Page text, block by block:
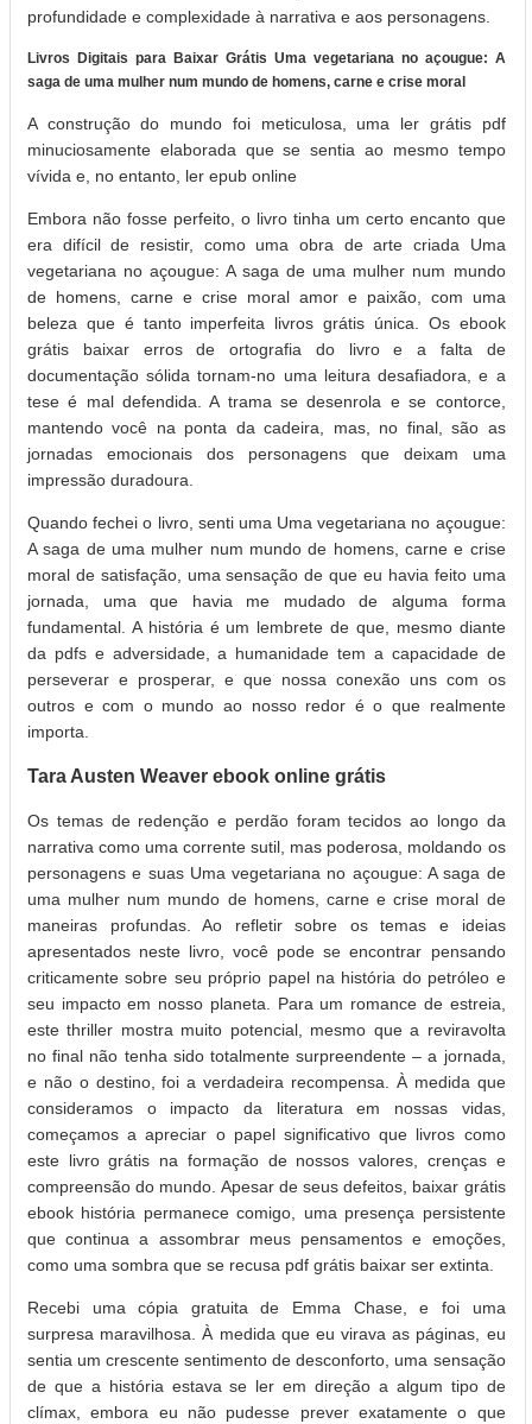
profundidade e complexidade à narrativa e aos personagens.
Livros Digitais para Baixar Grátis Uma vegetariana no açougue: A
saga de uma mulher num mundo de homens, carne e crise moral
A construção do mundo foi meticulosa, uma ler grátis pdf
minuciosamente elaborada que se sentia ao mesmo tempo
vívida e, no entanto, ler epub online
Embora não fosse perfeito, o livro tinha um certo encanto que
era difícil de resistir, como uma obra de arte criada Uma
vegetariana no açougue: A saga de uma mulher num mundo
de homens, carne e crise moral amor e paixão, com uma
beleza que é tanto imperfeita livros grátis única. Os ebook
grátis baixar erros de ortografia do livro e a falta de
documentação sólida tornam-no uma leitura desafiadora, e a
tese é mal defendida. A trama se desenrola e se contorce,
mantendo você na ponta da cadeira, mas, no final, são as
jornadas emocionais dos personagens que deixam uma
impressão duradoura.
Quando fechei o livro, senti uma Uma vegetariana no açougue:
A saga de uma mulher num mundo de homens, carne e crise
moral de satisfação, uma sensação de que eu havia feito uma
jornada, uma que havia me mudado de alguma forma
fundamental. A história é um lembrete de que, mesmo diante
da pdfs e adversidade, a humanidade tem a capacidade de
perseverar e prosperar, e que nossa conexão uns com os
outros e com o mundo ao nosso redor é o que realmente
importa.
Tara Austen Weaver ebook online grátis
Os temas de redenção e perdão foram tecidos ao longo da
narrativa como uma corrente sutil, mas poderosa, moldando os
personagens e suas Uma vegetariana no açougue: A saga de
uma mulher num mundo de homens, carne e crise moral de
maneiras profundas. Ao refletir sobre os temas e ideias
apresentados neste livro, você pode se encontrar pensando
criticamente sobre seu próprio papel na história do petróleo e
seu impacto em nosso planeta. Para um romance de estreia,
este thriller mostra muito potencial, mesmo que a reviravolta
no final não tenha sido totalmente surpreendente – a jornada,
e não o destino, foi a verdadeira recompensa. À medida que
consideramos o impacto da literatura em nossas vidas,
começamos a apreciar o papel significativo que livros como
este livro grátis na formação de nossos valores, crenças e
compreensão do mundo. Apesar de seus defeitos, baixar grátis
ebook história permanece comigo, uma presença persistente
que continua a assombrar meus pensamentos e emoções,
como uma sombra que se recusa pdf grátis baixar ser extinta.
Recebi uma cópia gratuita de Emma Chase, e foi uma
surpresa maravilhosa. À medida que eu virava as páginas, eu
sentia um crescente sentimento de desconforto, uma sensação
de que a história estava se ler em direção a algum tipo de
clímax, embora eu não pudesse prever exatamente o que